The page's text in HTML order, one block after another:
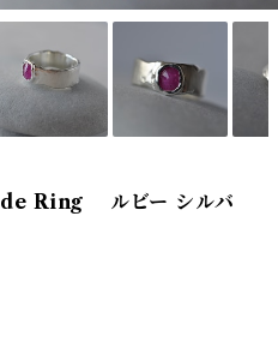
Ring ルビー シルバ